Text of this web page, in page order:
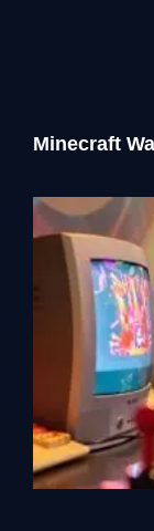
Minecraft